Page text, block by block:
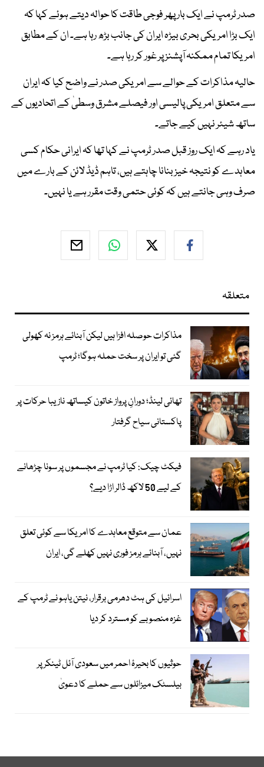
صدر ٹرمپ نے ایک بار پھر فوجی طاقت کا حوالہ دیتے ہوئے کہا کہ
ایک بڑا امریکی بحری بیڑہ ایران کی جانب بڑھ رہا ہے۔ ان کے مطابق
امریکا تمام ممکنہ آپشنز پر غور کر رہا ہے۔
حالیہ مذاکرات کے حوالے سے امریکی صدر نے واضح کیا کہ ایران
سے متعلق امریکی پالیسی اور فیصلے مشرق وسطیٰ کے اتحادیوں کے
ساتھ شیئر نہیں کیے جاتے۔
یاد رہے کہ ایک روز قبل صدر ٹرمپ نے کہا تھا کہ ایرانی حکام کسی
معاہدے کو نتیجہ خیز بنانا چاہتے ہیں، تاہم ڈیڈ لائن کے بارے میں
صرف وہی جانتے ہیں کہ کوئی حتمی وقت مقرر ہے یا نہیں۔
متعلقہ
مذاکرات حوصلہ افزا ہیں لیکن آبنائے ہرمز نہ کھولی
گئی تو ایران پر سخت حملہ ہوگا؛ ٹرمپ
تھائی لینڈ؛ دورانِ پرواز خاتون کیساتھ نازیبا حرکات پر
پاکستانی سیاح گرفتار
فیکٹ چیک: کیا ٹرمپ نے مجسموں پر سونا چڑھانے
کے لیے 50 لاکھ ڈالر اڑا دیے؟
عمان سے متوقع معاہدے کا امریکا سے کوئی تعلق
نہیں، آبنائے ہرمز فوری نہیں کھلے گی، ایران
اسرائیل کی ہٹ دھرمی برقرار، نیتن یاہو نے ٹرمپ کے
غزہ منصوبے کو مسترد کر دیا
حوثیوں کا بحیرۂ احمر میں سعودی آئل ٹینکر پر
بیلسٹک میزائلوں سے حملے کا دعویٰ